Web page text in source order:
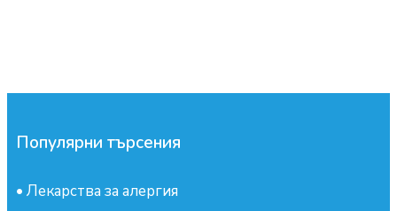
Популярни търсения
• Лекарства за алергия